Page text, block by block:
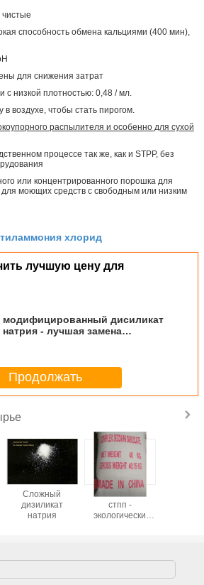
чистые
способность обмена кальциями (400 мин),
для снижения затрат
с низкой плотностью: 0,48 / мл.
в воздухе, чтобы стать пирогом.
распылителя и особенно для сухой
процессе так же, как и STPP, без
или концентрированного порошка для
моющих средств с свободным или низким
хлорид
лучшую цену для
модифицированный дисиликат
натрия - лучшая замена
Продолжать
Сложный
дизиликат
натрия
Заместитель
стпп -
экологически